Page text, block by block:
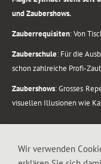
und Zaubershows.
Zauberrequisiten: Von
Zauberschule: Für die
schon zahlreiche Profi-
Zaubershows: Grosses
visuellen Illusionen wie
.
Alle Rechte vorbehalten.
Wir verwenden